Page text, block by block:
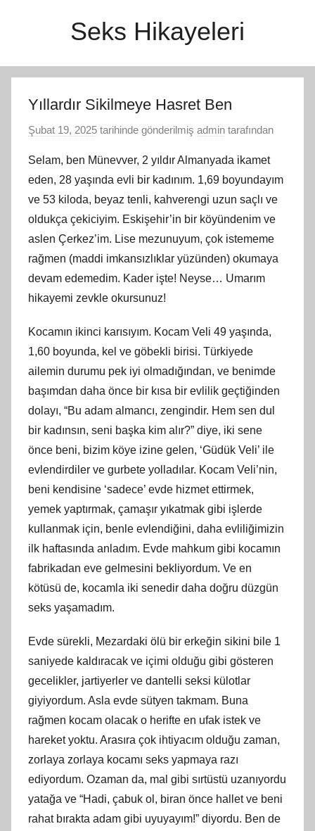
Seks Hikayeleri
Yıllardır Sikilmeye Hasret Ben
Şubat 19, 2025 tarihinde gönderilmiş admin tarafından
Selam, ben Münevver, 2 yıldır Almanyada ikamet
eden, 28 yaşında evli bir kadınım. 1,69 boyundayım
ve 53 kiloda, beyaz tenli, kahverengi uzun saçlı ve
oldukça çekiciyim. Eskişehir’in bir köyündenim ve
aslen Çerkez’im. Lise mezunuyum, çok istememe
rağmen (maddi imkansızlıklar yüzünden) okumaya
devam edemedim. Kader işte! Neyse… Umarım
hikayemi zevkle okursunuz!
Kocamın ikinci karısıyım. Kocam Veli 49 yaşında,
1,60 boyunda, kel ve göbekli birisi. Türkiyede
ailemin durumu pek iyi olmadığından, ve benimde
başımdan daha önce bir kısa bir evlilik geçtiğinden
dolayı, “Bu adam almancı, zengindir. Hem sen dul
bir kadınsın, seni başka kim alır?” diye, iki sene
önce beni, bizim köye izine gelen, ‘Güdük Veli’ ile
evlendirdiler ve gurbete yolladılar. Kocam Veli’nin,
beni kendisine ‘sadece’ evde hizmet ettirmek,
yemek yaptırmak, çamaşır yıkatmak gibi işlerde
kullanmak için, benle evlendiğini, daha evliliğimizin
ilk haftasında anladım. Evde mahkum gibi kocamın
fabrikadan eve gelmesini bekliyordum. Ve en
kötüsü de, kocamla iki senedir daha doğru düzgün
seks yaşamadım.
Evde sürekli, Mezardaki ölü bir erkeğin sikini bile 1
saniyede kaldıracak ve içimi olduğu gibi gösteren
gecelikler, jartiyerler ve dantelli seksi külotlar
giyiyordum. Asla evde sütyen takmam. Buna
rağmen kocam olacak o herifte en ufak istek ve
hareket yoktu. Arasıra çok ihtiyacım olduğu zaman,
zorlaya zorlaya kocamı seks yapmaya razı
ediyordum. Ozaman da, mal gibi sırtüstü uzanıyordu
yatağa ve “Hadi, çabuk ol, biran önce hallet ve beni
rahat bırakta adam gibi uyuyayım!” diyordu. Ben de